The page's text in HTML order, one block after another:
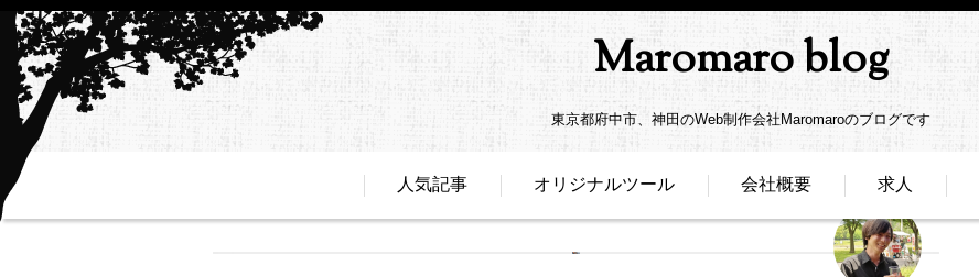
Maromaro blog
東京都府中市、神田のWeb制作会社Maromaroのブログです
人気記事 オリジナルツール 会社概要 求人